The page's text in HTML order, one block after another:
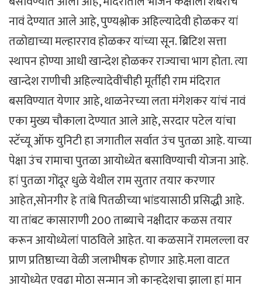
नावं देण्यात आले आहे, पुण्यश्लोक अहिल्यादेवी होळकर यां
तळोद्याच्या मल्हारराव होळकर यांच्या सून. ब्रिटिश सत्ता
स्थापन होण्या आधी खान्देश होळकर राज्याचा भाग होता. त्या
खान्देश राणीची अहिल्यादेवींचीही मूर्तीही राम मंदिरात
बसविण्यात येणार आहे, थाळनेरच्या लता मंगेशकर यांचं नावं
एका मुख्य चौकाला देण्यात आले आहे, सरदार पटेल यांचा
स्टॅच्यू ऑफ युनिटी हा जगातील सर्वात उंच पुतळा आहे. याच्या
पेक्षा उंच रामाचा पुतळा आयोध्येत बसाविण्याची योजना आहे.
हां पुतळा गोंदूर धुळे येथील राम सुतार तयार करणार
आहेत,सोनगीर हे तांबे पितळीच्या भांडयासाठी प्रसिद्धी आहे.
या तांबट कासाराणी 200 ताब्याचे नक्षीदार कळस तयार
करून आयोध्येलां पाठविले आहेत. या कळसानें रामलल्ला वर
प्राण प्रतिष्ठाच्या वेळी जलाभीषक होणार आहे.मला वाटत
आयोध्येत एवढा मोठा सन्मान जो कान्हदेशचा झाला हां मान